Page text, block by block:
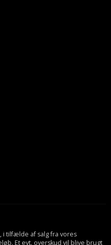
i tilfælde af salg fra vores
Et evt. overskud vil blive brugt